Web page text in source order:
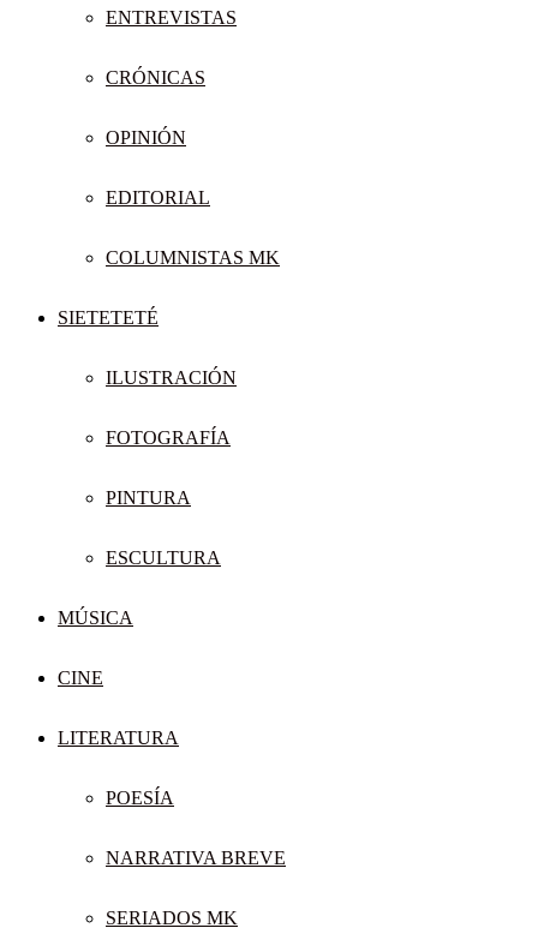
ENTREVISTAS
CRÓNICAS
OPINIÓN
EDITORIAL
COLUMNISTAS MK
SIETETETÉ
ILUSTRACIÓN
FOTOGRAFÍA
PINTURA
ESCULTURA
MÚSICA
CINE
LITERATURA
POESÍA
NARRATIVA BREVE
SERIADOS MK